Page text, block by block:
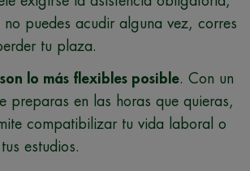
puedes acudir alguna vez, corres
tu plaza.
lo más flexibles posible. Con un
preparas en las horas que quieras,
compatibilizar tu vida laboral o
estudios.